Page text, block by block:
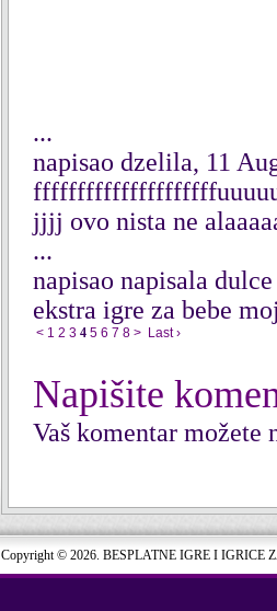
...
napisao dzelila, 11
jjjj ovo nista ne
...
napisao napisala
ekstra igre za bebe
< 1 2 3 4 5 6 7 8 > Last ›
Napišite
Vaš komentar možete
Copyright © 2026. BESPLATNE IGRE I IGRICE